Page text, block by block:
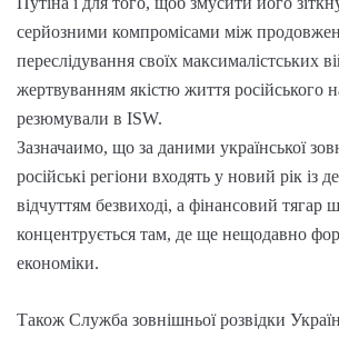
серйозними компромісами між
переслідування своїх максималістських
жертвуванням якістю життя російського
резюмували в ISW.
Зазначаимо, що за даними української
російські регіони входять у новий рік із
відчуттям безвиході, а фінансовий тягар
концентрується там, де ще нещодавно
економіки.
Також Служба зовнішньої розвідки